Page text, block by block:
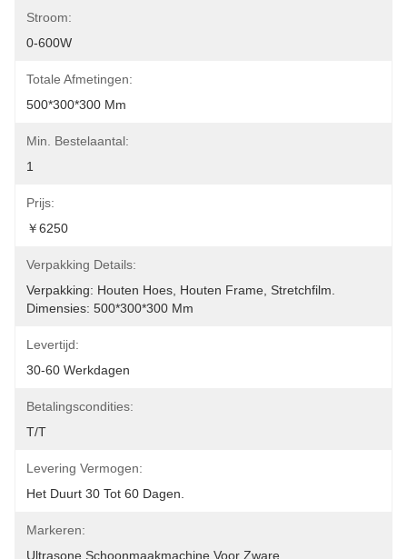
Stroom:
0-600W
Totale Afmetingen:
500*300*300 Mm
Min. Bestelaantal:
1
Prijs:
￥6250
Verpakking Details:
Verpakking: Houten Hoes, Houten Frame, Stretchfilm.
Dimensies: 500*300*300 Mm
Levertijd:
30-60 Werkdagen
Betalingscondities:
T/T
Levering Vermogen:
Het Duurt 30 Tot 60 Dagen.
Markeren:
Ultrasone Schoonmaakmachine Voor Zware